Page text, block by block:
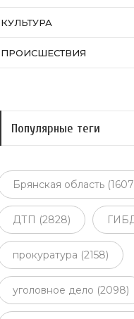
КУЛЬТУРА
ПРОИСШЕСТВИЯ
Популярные теги
Брянская область
ДТП (2828)
прокуратура (2158)
уголовное дело (2098)